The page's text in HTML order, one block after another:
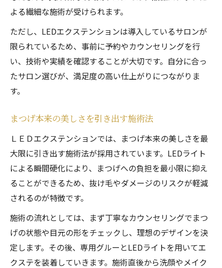
よる繊細な施術が受けられます。
ただし、LEDエクステンションは導入しているサロンが
限られているため、事前に予約やカウンセリングを行
い、技術や実績を確認することが大切です。自分に合っ
たサロン選びが、満足度の高い仕上がりにつながりま
す。
まつげ本来の美しさを引き出す施術法
ＬＥＤエクステンションでは、まつげ本来の美しさを最
大限に引き出す施術法が採用されています。LEDライト
による瞬間硬化により、まつげへの負担を最小限に抑え
ることができるため、抜け毛やダメージのリスクが軽減
されるのが特徴です。
施術の流れとしては、まず丁寧なカウンセリングでまつ
げの状態や目元の形をチェックし、理想のデザインを決
定します。その後、専用グルーとLEDライトを用いてエ
クステを装着していきます。施術直後から洗顔やメイク